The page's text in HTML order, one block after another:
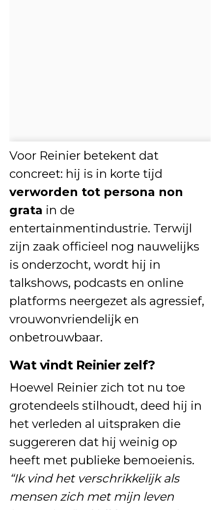
Voor Reinier betekent dat
concreet: hij is in korte tijd
verworden tot persona non
grata in de
entertainmentindustrie. Terwijl
zijn zaak officieel nog nauwelijks
is onderzocht, wordt hij in
talkshows, podcasts en online
platforms neergezet als agressief,
vrouwonvriendelijk en
onbetrouwbaar.
Wat vindt Reinier zelf?
Hoewel Reinier zich tot nu toe
grotendeels stilhoudt, deed hij in
het verleden al uitspraken die
suggereren dat hij weinig op
heeft met publieke bemoeienis.
“Ik vind het verschrikkelijk als
mensen zich met mijn leven